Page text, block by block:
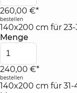
260,00 €*
bestellen
140x200 cm für
Menge
240,00 €*
bestellen
140x200 cm für